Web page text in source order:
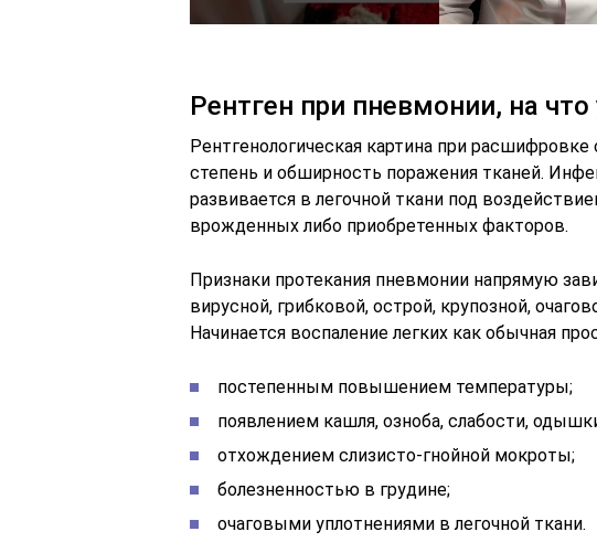
Рентген при пневмонии, на что
Рентгенологическая картина при
степень и обширность поражения тканей.
развивается в легочной ткани под
врожденных либо приобретенных факторов.
Признаки протекания пневмонии напрямую
вирусной, грибковой, острой, крупозной,
Начинается воспаление легких как обычная
постепенным повышением температуры;
появлением кашля, озноба, слабости,
отхождением слизисто-гнойной мокроты;
болезненностью в грудине;
очаговыми уплотнениями в легочной ткани.